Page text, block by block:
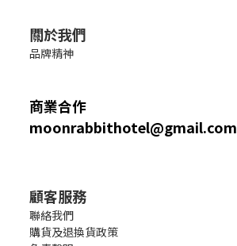
關於我們
品牌精神
商業合作
moonrabbithotel@gmail.com
顧客服務
聯絡我們
購貨及退換貨政策